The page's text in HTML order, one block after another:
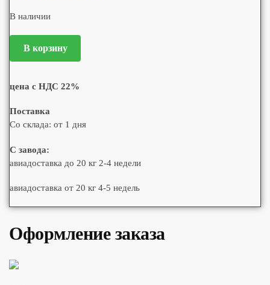
В наличии
В корзину
цена с НДС 22%
Поставка
Со склада: от 1 дня
С завода:
авиадоставка до 20 кг 2-4 недели
авиадоставка от 20 кг 4-5 недель
Оформление заказа